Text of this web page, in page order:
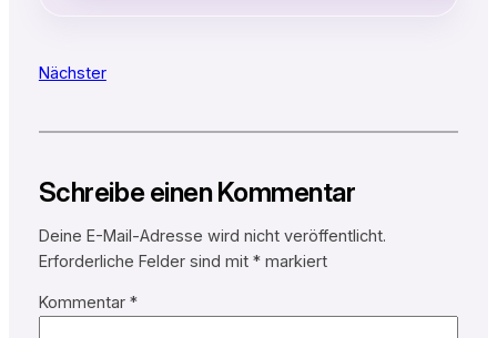
Nächster
Schreibe einen Kommentar
Deine E-Mail-Adresse wird nicht veröffentlicht.
Erforderliche Felder sind mit *markiert
Kommentar *